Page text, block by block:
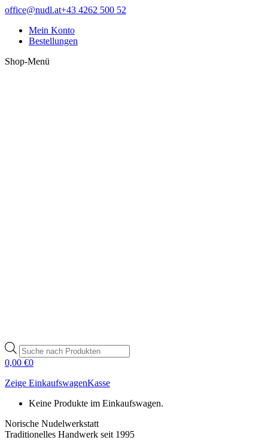
Zum
springen
Facebook
opens
window
office@nudl.at+43 4262 500 52
Mein Konto
Bestellungen
Shop-Menü
Products
search
0,00 €0
Zeige EinkaufswagenKasse
Keine Produkte im Einkaufswagen.
Norische Nudelwerkstatt
Traditionelles Handwerk seit 1995